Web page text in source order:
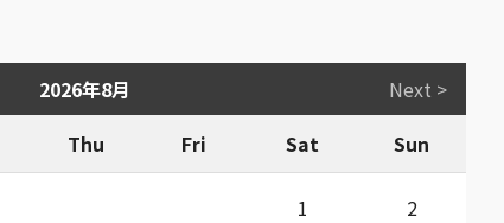
2026年8月
Next >
Thu Fri Sat Sun
1 2